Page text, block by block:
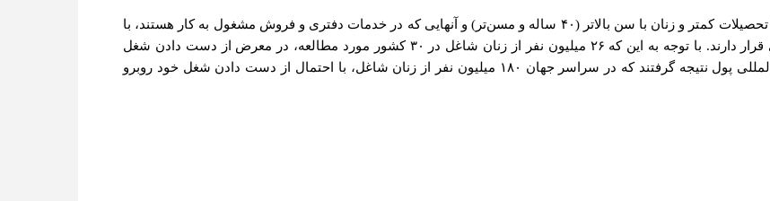
آی‌ام‌اف می‌گوید: نتایج بررسی‌ها نشان داده است زنان با تحصیلات کمتر و زنان با سن بالاتر (۴۰ ساله و مسن‌تر) و آنهایی که در خدمات دفتری و فروش مشغول به کار هستند، با
ریسک خیلی شدیدتری در معرض حذف شدن با تکنولوژی قرار دارند. با توجه به این که ۲۶ میلیون نفر از زنان شاغل در ۳۰ کشور مورد مطالعه، در معرض از دست دادن شغل
خود به واسطه تکنولوژی هستند، تحلیل‌گران صندوق بین‌المللی پول نتیجه گرفتند که در سراسر جهان ۱۸۰ میلیون نفر از زنان شاغل، با احتمال از دست دادن شغل خود روبرو